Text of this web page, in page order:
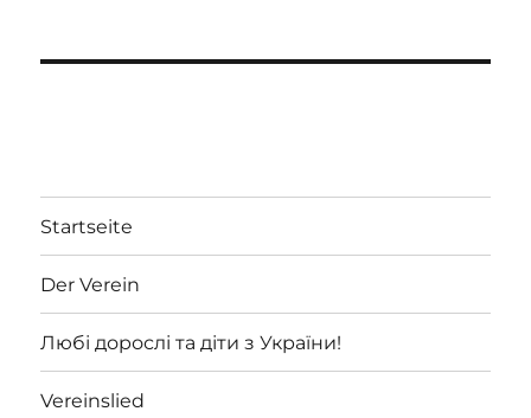
Startseite
Der Verein
Любі дорослі та діти з України!
Vereinslied